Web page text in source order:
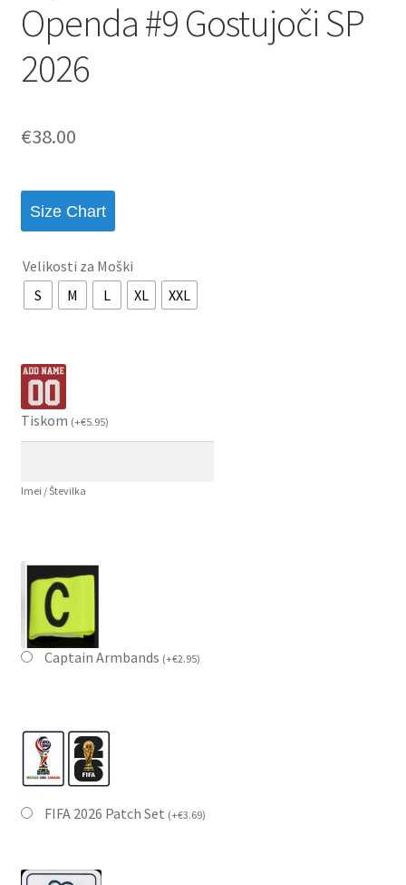
Openda #9 Gostujoči SP
2026
€38.00
Size Chart
Velikosti za Moški
S
M L XL XXL
Tiskom (+€5.95)
Imei / Številka
Captain Armbands (+€2.95)
FIFA 2026 Patch Set (+€3.69)